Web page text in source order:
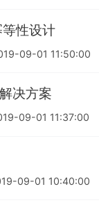
性设计
09-01 11:50:00
决方案
09-01 11:37:00
09-01 10:40:00